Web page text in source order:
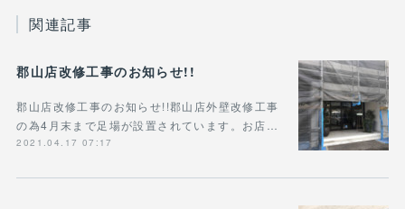
関連記事
郡山店改修工事のお知らせ!!
郡山店改修工事のお知らせ!!郡山店外壁改修工事
の為4月末まで足場が設置されています。お店…
2021.04.17 07:17